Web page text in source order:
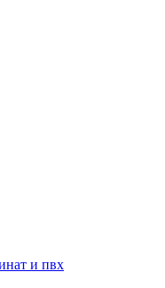
и пвх